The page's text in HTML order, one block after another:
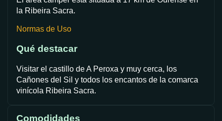
la Ribeira Sacra.
Normas de Uso
Qué destacar
Visitar el castillo de A Peroxa y muy cerca, los
Cañones del Sil y todos los encantos de la comarca
vinícola Ribeira Sacra.
Comodidades